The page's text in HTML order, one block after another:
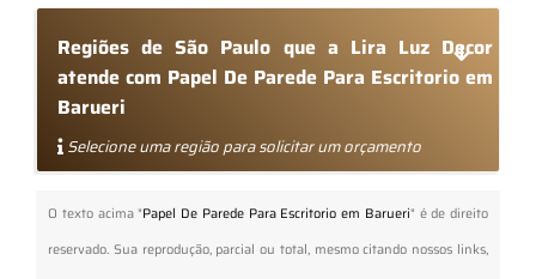
Regiões de São Paulo que a Lira Luz Decor
atende com Papel De Parede Para Escritorio em
Barueri
Selecione uma região para solicitar um orçamento
O texto acima "Papel De Parede Para Escritorio em Barueri" é de direito
reservado. Sua reprodução, parcial ou total, mesmo citando nossos links,